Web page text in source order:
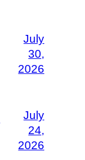
July
30,
2026
July
24,
2026